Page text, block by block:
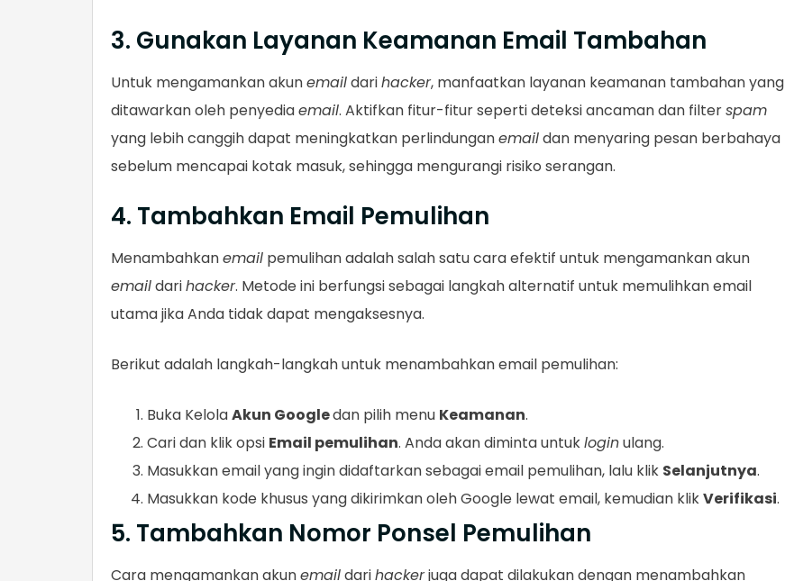
3. Gunakan Layanan Keamanan Email Tambahan
Untuk mengamankan akunemaildarihacker, manfaatkan layanan keamanan tambahan yang
ditawarkan oleh penyediaemail. Aktifkan fitur-fitur seperti deteksi ancaman dan filterspam
yang lebih canggih dapat meningkatkan perlindunganemaildan menyaring pesan berbahaya
sebelum mencapai kotak masuk, sehingga mengurangi risiko serangan.
4. Tambahkan Email Pemulihan
Menambahkanemail pemulihan adalah salah satu cara efektif untuk mengamankan akun
emaildarihacker. Metode ini berfungsi sebagai langkah alternatif untuk memulihkan email
utama jika Anda tidak dapat mengaksesnya.
Berikut adalah langkah-langkah untuk menambahkan email pemulihan:
Buka KelolaAkun Googledan pilih menu Keamanan.
Cari dan klik opsi Email pemulihan. Anda akan diminta untukloginulang.
Masukkan email yang ingin didaftarkan sebagai email pemulihan, lalu klik Selanjutnya.
Masukkan kode khusus yang dikirimkan oleh Google lewat email, kemudian klikVerifikasi.
5. Tambahkan Nomor Ponsel Pemulihan
Cara mengamankan akunemaildarihackerjuga dapat dilakukan dengan menambahkan